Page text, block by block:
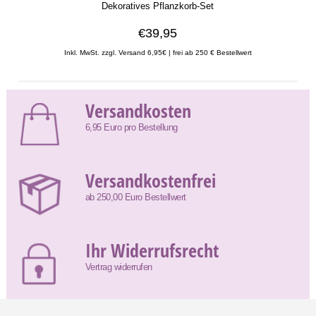
Dekoratives Pflanzkorb-Set
€39,95
Inkl. MwSt. zzgl. Versand 6,95€ | frei ab 250 € Bestellwert
Versandkosten
6,95 Euro pro Bestellung
Versandkostenfrei
ab 250,00 Euro Bestellwert
Ihr Widerrufsrecht
Vertrag widerrufen